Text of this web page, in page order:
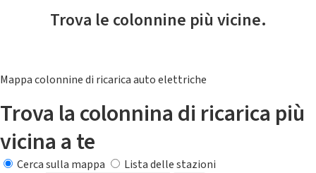
Trova le colonnine più vicine.
Mappa colonnine di ricarica auto elettriche
Trova la colonnina di ricarica più
vicina a te
Cerca sulla mappa
Lista delle stazioni